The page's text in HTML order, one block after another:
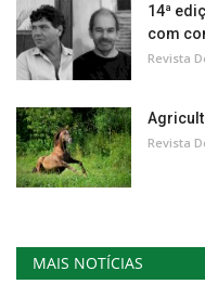
14ª
com
Revista
Revista
MAIS NOTÍCIAS